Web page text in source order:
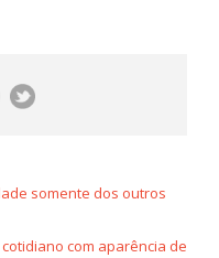
somente dos outros
com aparência de